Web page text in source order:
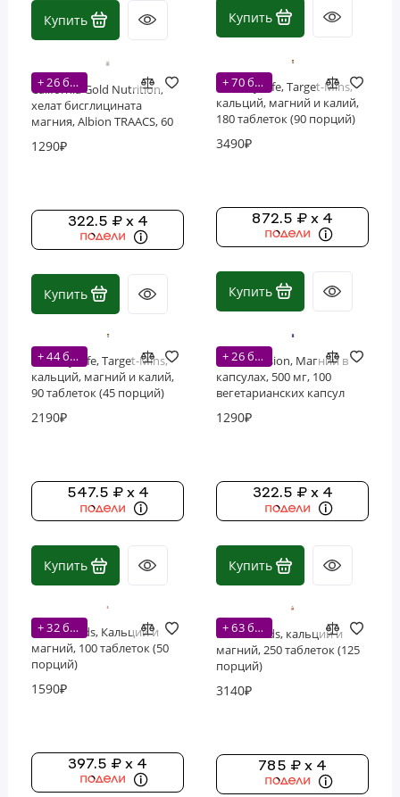
Фосфолипиды
Витамины
Купить Купить
+ 26 бонусов
California Gold Nutrition,
хелат бисглицината
магния, Albion TRAACS, 60
порций)
1290₽
322.5 ₽ x 4
Купить
+ 70 бонусов
Country Life, Target-Mins,
кальций, магний и калий,
180 таблеток (90 порций)
3490₽
872.5 ₽ x 4
Купить
+ 44 бонусов
Country Life, Target-Mins,
кальций, магний и калий,
90 таблеток (45 порций)
2190₽
547.5 ₽ x 4
Купить
+ 26 бонусов
Life Extension, Магний в
капсулах, 500 мг, 100
вегетарианских капсул
1290₽
322.5 ₽ x 4
Купить
+ 32 бонусов
NOW Foods, Кальций и
магний, 100 таблеток (50
порций)
1590₽
397.5 ₽ x 4
+ 63 бонусов
NOW Foods, кальций и
магний, 250 таблеток (125
порций)
3140₽
785 ₽ x 4